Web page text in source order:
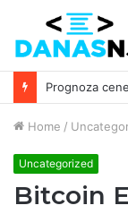
Home /
Uncategorized
Bitcoin